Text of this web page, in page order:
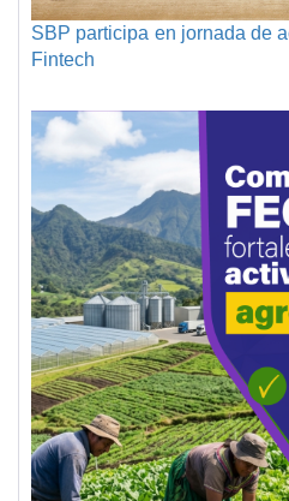
SBP participa en jornada de
Fintech